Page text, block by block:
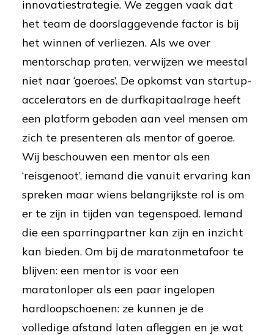
innovatiestrategie. We zeggen vaak dat
het team de doorslaggevende factor is bij
het winnen of verliezen. Als we over
mentorschap praten, verwijzen we meestal
niet naar ‘goeroes’. De opkomst van startup-
accelerators en de durfkapitaalrage heeft
een platform geboden aan veel mensen om
zich te presenteren als mentor of goeroe.
Wij beschouwen een mentor als een
‘reisgenoot’, iemand die vanuit ervaring kan
spreken maar wiens belangrijkste rol is om
er te zijn in tijden van tegenspoed. Iemand
die een sparringpartner kan zijn en inzicht
kan bieden. Om bij de maratonmetafoor te
blijven: een mentor is voor een
maratonloper als een paar ingelopen
hardloopschoenen: ze kunnen je de
volledige afstand laten afleggen en je wat